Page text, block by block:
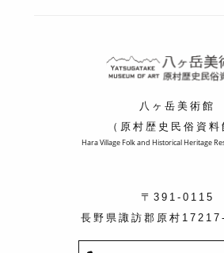
八ヶ岳美術館
（原村歴史民俗資料
Hara Village Folk and Historical Heritage
〒391-0115
長野県諏訪郡原村